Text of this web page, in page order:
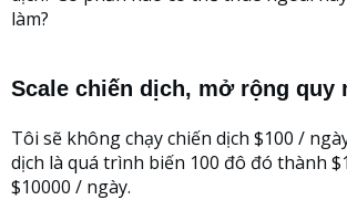
làm?
Scale chiến dịch, mở rộng quy
Tôi sẽ không chạy chiến dịch $100 /
dịch là quá trình biến 100 đô đó thành
$10000 / ngày.